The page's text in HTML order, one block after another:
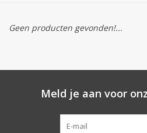
Botanicals
Geen producten gevonden!...
Meld je aan voor